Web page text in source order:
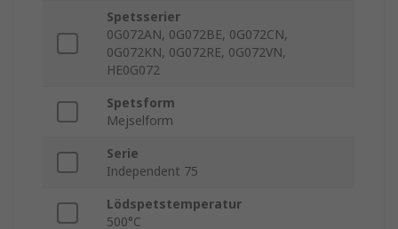
Spetsserier
0G072AN, 0G072BE, 0G072CN,
0G072KN, 0G072RE, 0G072VN,
HE0G072
Spetsform
Mejselform
Serie
Independent 75
Lödspetstemperatur
500°C